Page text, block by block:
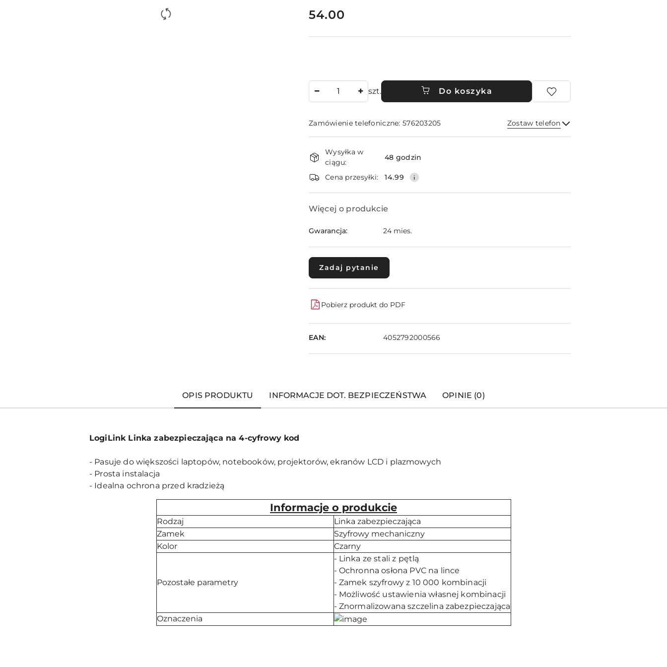
cena:
54.00
szt. Do koszyka
Zamówienie telefoniczne: 576203205 Zostaw telefon
Wyślij
Dostępność
i
dostawa
Wysyłka w
ciągu:
48 godzin
Cena przesyłki: 14.99
Więcej o produkcie
Gwarancja: 24 mies.
Zadaj pytanie
Pobierz produkt do PDF
EAN: 4052792000566
OPIS PRODUKTU INFORMACJE DOT. BEZPIECZEŃSTWA OPINIE (0)
LogiLink Linka zabezpieczająca na 4-cyfrowy kod
- Pasuje do większości laptopów, notebooków, projektorów, ekranów LCD i plazmowych
- Prosta instalacja
- Idealna ochrona przed kradzieżą
Informacje o produkcie
Rodzaj
Linka zabezpieczająca
Zamek
Szyfrowy mechaniczny
Kolor
Czarny
Pozostałe parametry
- Linka ze stali z pętlą
- Ochronna osłona PVC na lince
- Zamek szyfrowy z 10 000 kombinacji
- Możliwość ustawienia własnej kombinacji
- Znormalizowana szczelina zabezpieczająca
Oznaczenia